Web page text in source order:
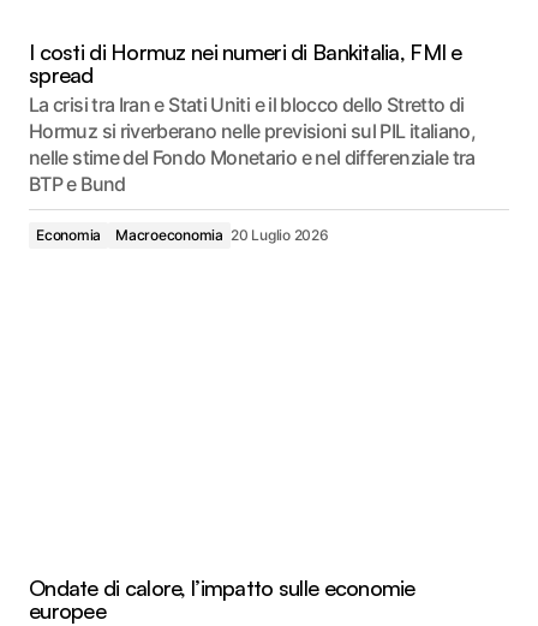
I costi di Hormuz nei numeri di Bankitalia, FMI e
spread
La crisi tra Iran e Stati Uniti e il blocco dello Stretto di
Hormuz si riverberano nelle previsioni sul PIL italiano,
nelle stime del Fondo Monetario e nel differenziale tra
BTP e Bund
Economia Macroeconomia 20 Luglio 2026
Ondate di calore, l’impatto sulle economie
europee